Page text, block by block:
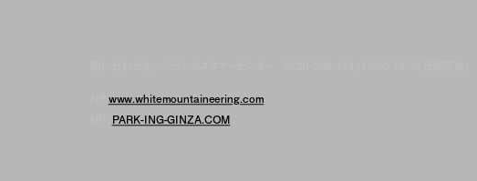
www.whitemountaineering.com
PARK-ING-GINZA.COM